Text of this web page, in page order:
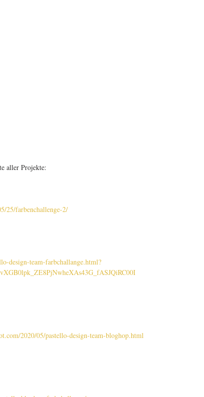
aller Projekte:
25/farbenchallenge-2/
design-team-farbchallange.html?
2020/05/pastello-design-team-bloghop.html